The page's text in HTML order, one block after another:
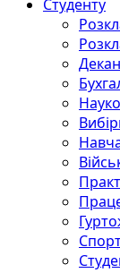
Студенту